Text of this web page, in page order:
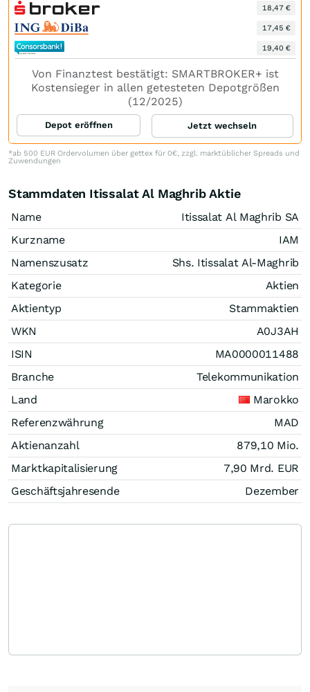
18,47 €
17,45 €
19,40 €
Von Finanztest bestätigt: SMARTBROKER+ ist
Kostensieger in allen getesteten Depotgrößen
(12/2025)
Depot eröffnen Jetzt wechseln
*ab 500 EUR Ordervolumen über gettex für 0€, zzgl. marktüblicher Spreads und
Zuwendungen
Stammdaten Itissalat Al Maghrib Aktie
Name
Itissalat Al Maghrib SA
Kurzname
IAM
Namenszusatz
Shs. Itissalat Al-Maghrib
Kategorie
Aktien
Aktientyp
Stammaktien
WKN
A0J3AH
ISIN
MA0000011488
Branche
Telekommunikation
Land
Marokko
Referenzwährung
MAD
Aktienanzahl
879,10 Mio.
Marktkapitalisierung
7,90 Mrd. EUR
Geschäftsjahresende
Dezember